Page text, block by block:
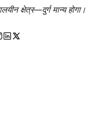
क्षेत्र—दुर्ग मान्य होगा।